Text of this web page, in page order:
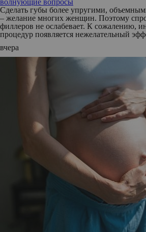
Сделать губы более упругими,
– желание многих женщин. Поэтому
филлеров не ослабевает. К сожалению,
процедур появляется нежелательный
вчера